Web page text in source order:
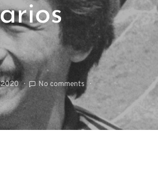
2020
No comments